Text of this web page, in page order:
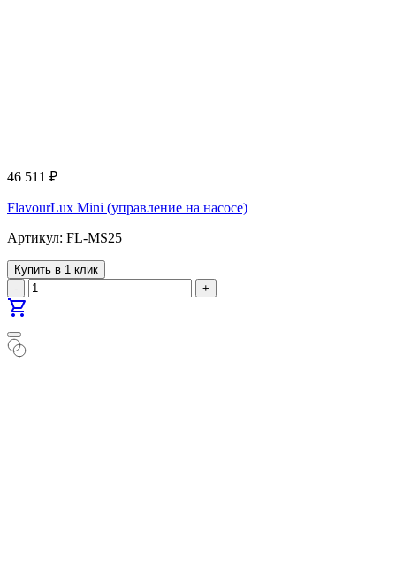
46 511 ₽
FlavourLux Mini (управление на насосе)
Артикул: FL-MS25
Купить в 1 клик
-
+
shopping_cart